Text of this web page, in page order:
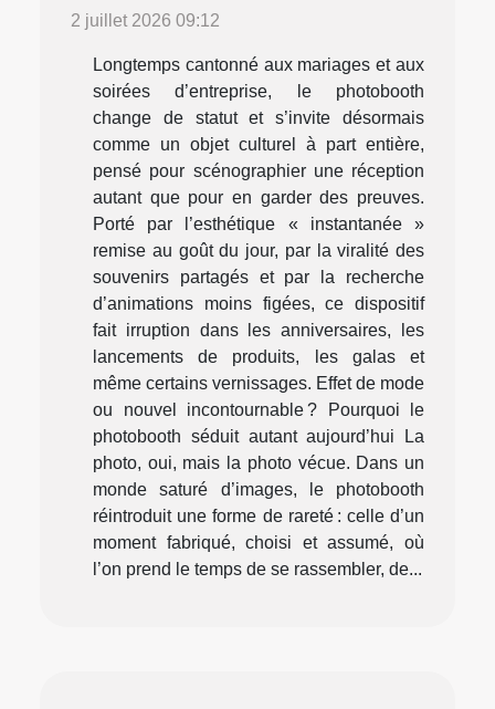
2 juillet 2026 09:12
Longtemps cantonné aux mariages et aux
soirées d’entreprise, le photobooth
change de statut et s’invite désormais
comme un objet culturel à part entière,
pensé pour scénographier une réception
autant que pour en garder des preuves.
Porté par l’esthétique « instantanée »
remise au goût du jour, par la viralité des
souvenirs partagés et par la recherche
d’animations moins figées, ce dispositif
fait irruption dans les anniversaires, les
lancements de produits, les galas et
même certains vernissages. Effet de mode
ou nouvel incontournable ? Pourquoi le
photobooth séduit autant aujourd’hui La
photo, oui, mais la photo vécue. Dans un
monde saturé d’images, le photobooth
réintroduit une forme de rareté : celle d’un
moment fabriqué, choisi et assumé, où
l’on prend le temps de se rassembler, de...